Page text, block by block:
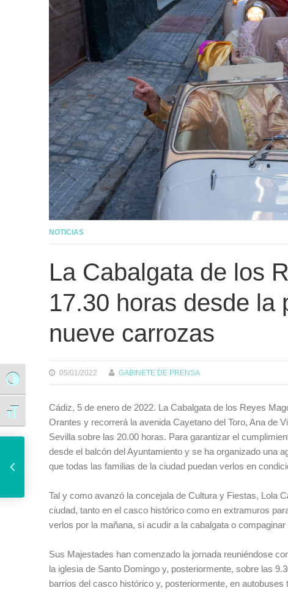
Alternar alto contraste
Alternar tamaño de letra
NOTICIAS
La Cabalgata de los
17.30 horas desde la
nueve carrozas
05/01/2022 GABINETE DE PRENSA
Cádiz, 5 de enero de 2022. La Cabalgata de los Reyes
Orantes y recorrerá la avenida Cayetano del Toro, Ana de
Sevilla sobre las 20.00 horas. Para garantizar el
desde el balcón del Ayuntamiento y se ha organizado una
que todas las familias de la ciudad puedan verlos en
Tal y como avanzó la concejala de Cultura y Fiestas, Lola
ciudad, tanto en el casco histórico como en extramuros
verlos por la mañana, si acudir a la cabalgata o
Sus Majestades han comenzado la jornada reuniéndose
la iglesia de Santo Domingo y, posteriormente, sobre las
barrios del casco histórico y, posteriormente, en
El Ayuntamiento pide a la Junta que dote a los centros de los recursos necesarios para una vuelta al colegio segura